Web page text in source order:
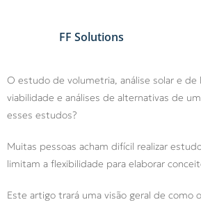
FF Solutions
O estudo de volumetria, análise solar e
viabilidade e análises de alternativas de
esses estudos?
Muitas pessoas acham difícil realizar
limitam a flexibilidade para elaborar
Este artigo trará uma visão geral de